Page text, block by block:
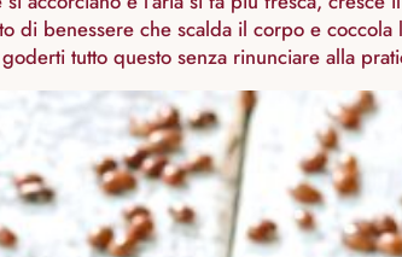
di benessere che scalda il corpo e coccola
tutto questo senza rinunciare alla